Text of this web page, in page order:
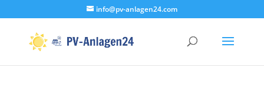
info@pv-anlagen24.com